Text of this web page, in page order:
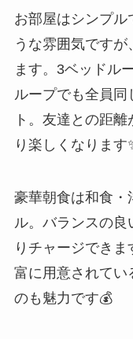
お部屋はシンプル
うな雰囲気です
ます。3ベッドル
ループでも全員
ト。友達との距
り楽しくなります
豪華朝食は和食・
ル。バランスの
りチャージでき
富に用意されてい
のも魅力です💰